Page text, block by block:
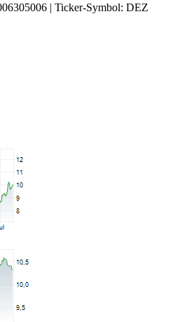
| Ticker-Symbol: DEZ